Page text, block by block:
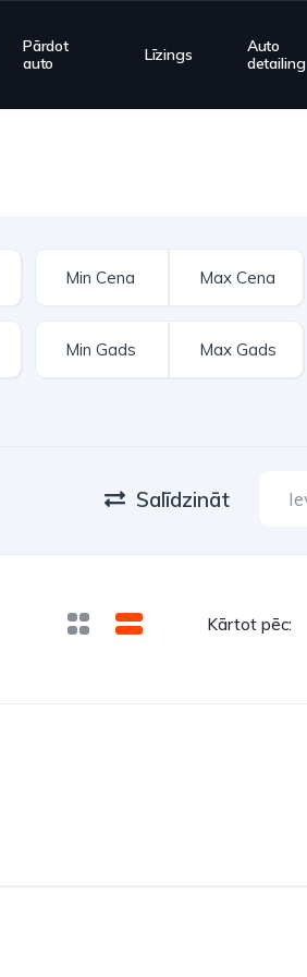
Pārdot
auto
Līzings
Auto
detailing
Salīdzināt
Kārtot pēc: